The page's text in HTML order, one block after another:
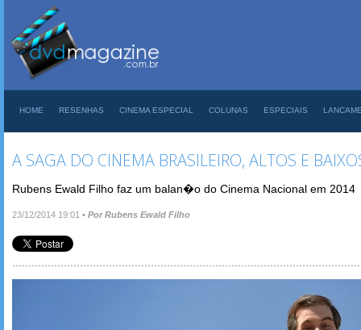
HOME RESENHAS CINEMA ESPECIAL COLUNAS ESPECIAIS
A SAGA DO CINEMA BRASILEIRO, ALTOS E
Rubens Ewald Filho faz um balan�o do Cinema Nacional em 2014
23/12/2014 19:01 • Por Rubens Ewald Filho